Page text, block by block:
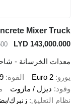
Concrete Mixer
LYD
الخرسانة - شاحنة
Euro 2 القوة
279 kW (380 حصان)
ديزل / مازوت
التعليق زنبرك/بضغط